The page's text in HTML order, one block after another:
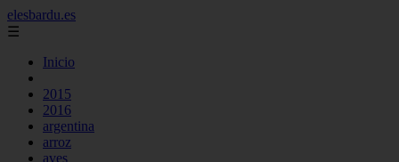
elesbardu.es
☰
Inicio
2015
2016
argentina
arroz
aves